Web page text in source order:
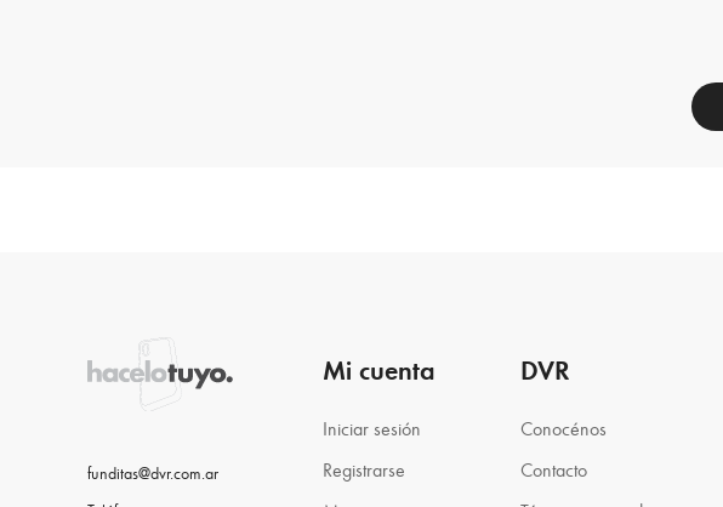
funditas@dvr.com.ar
Mi cuenta
Iniciar sesión
Registrarse
DVR
Conocénos
Contacto